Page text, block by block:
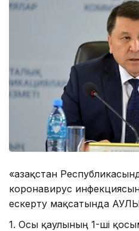
«Қазақстан
коронавирус
ескерту мақсатында
1. Осы қаулының 1-ші